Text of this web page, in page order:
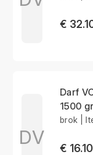
€
DV
Darf
1500
brok |
€ 16.10